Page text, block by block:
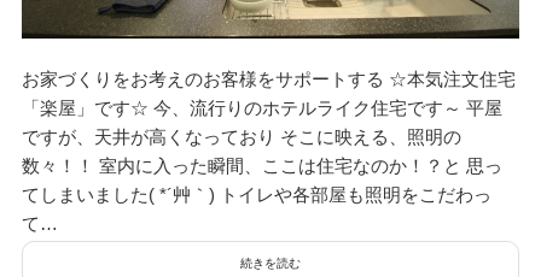
お家づくりをお考えのお客様をサポートする ☆本気注文住宅
「楽屋」です☆ 今、流行りのホテルライク住宅です～ 平屋
ですが、天井が高くなっており そこに映える、照明の
数々！！ 室内に入った瞬間、ここは住宅なのか！？と 思っ
てしまいました( *´艸｀) トイレや各部屋も照明をこだわっ
て…
続きを読む